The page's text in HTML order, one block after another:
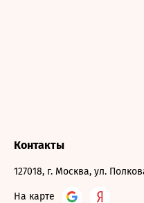
Контакты
127018, г. Москва, ул.
На карте